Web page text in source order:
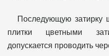
Последующую затирку
плитки цветными
допускается проводить